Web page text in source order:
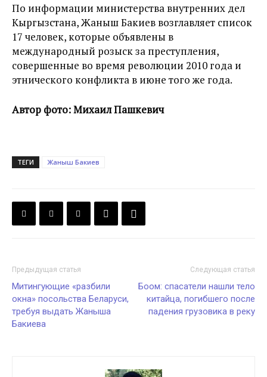
По информации министерства внутренних дел
Кыргызстана, Жаныш Бакиев возглавляет список
17 человек, которые объявлены в
международный розыск за преступления,
совершенные во время революции 2010 года и
этнического конфликта в июне того же года.
Автор фото: Михаил Пашкевич
ТЕГИ Жаныш Бакиев
Предыдущая статья
Митингующие «разбили
окна» посольства Беларуси,
требуя выдать Жаныша
Бакиева
Следующая статья
Боом: спасатели нашли тело
китайца, погибшего после
падения грузовика в реку